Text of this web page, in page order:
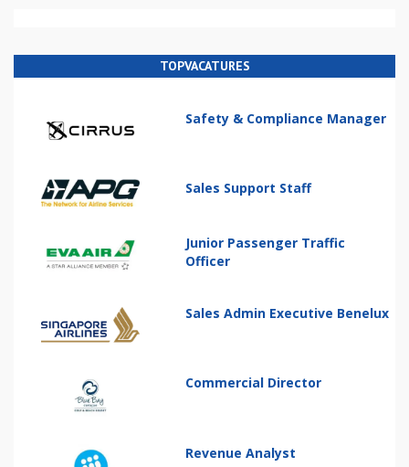
TOPVACATURES
Safety & Compliance Manager
Sales Support Staff
Junior Passenger Traffic
Officer
Sales Admin Executive Benelux
Commercial Director
Revenue Analyst